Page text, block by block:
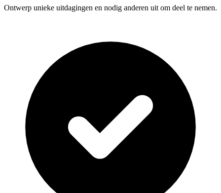
Ontwerp unieke uitdagingen en nodig anderen uit om deel te nemen.